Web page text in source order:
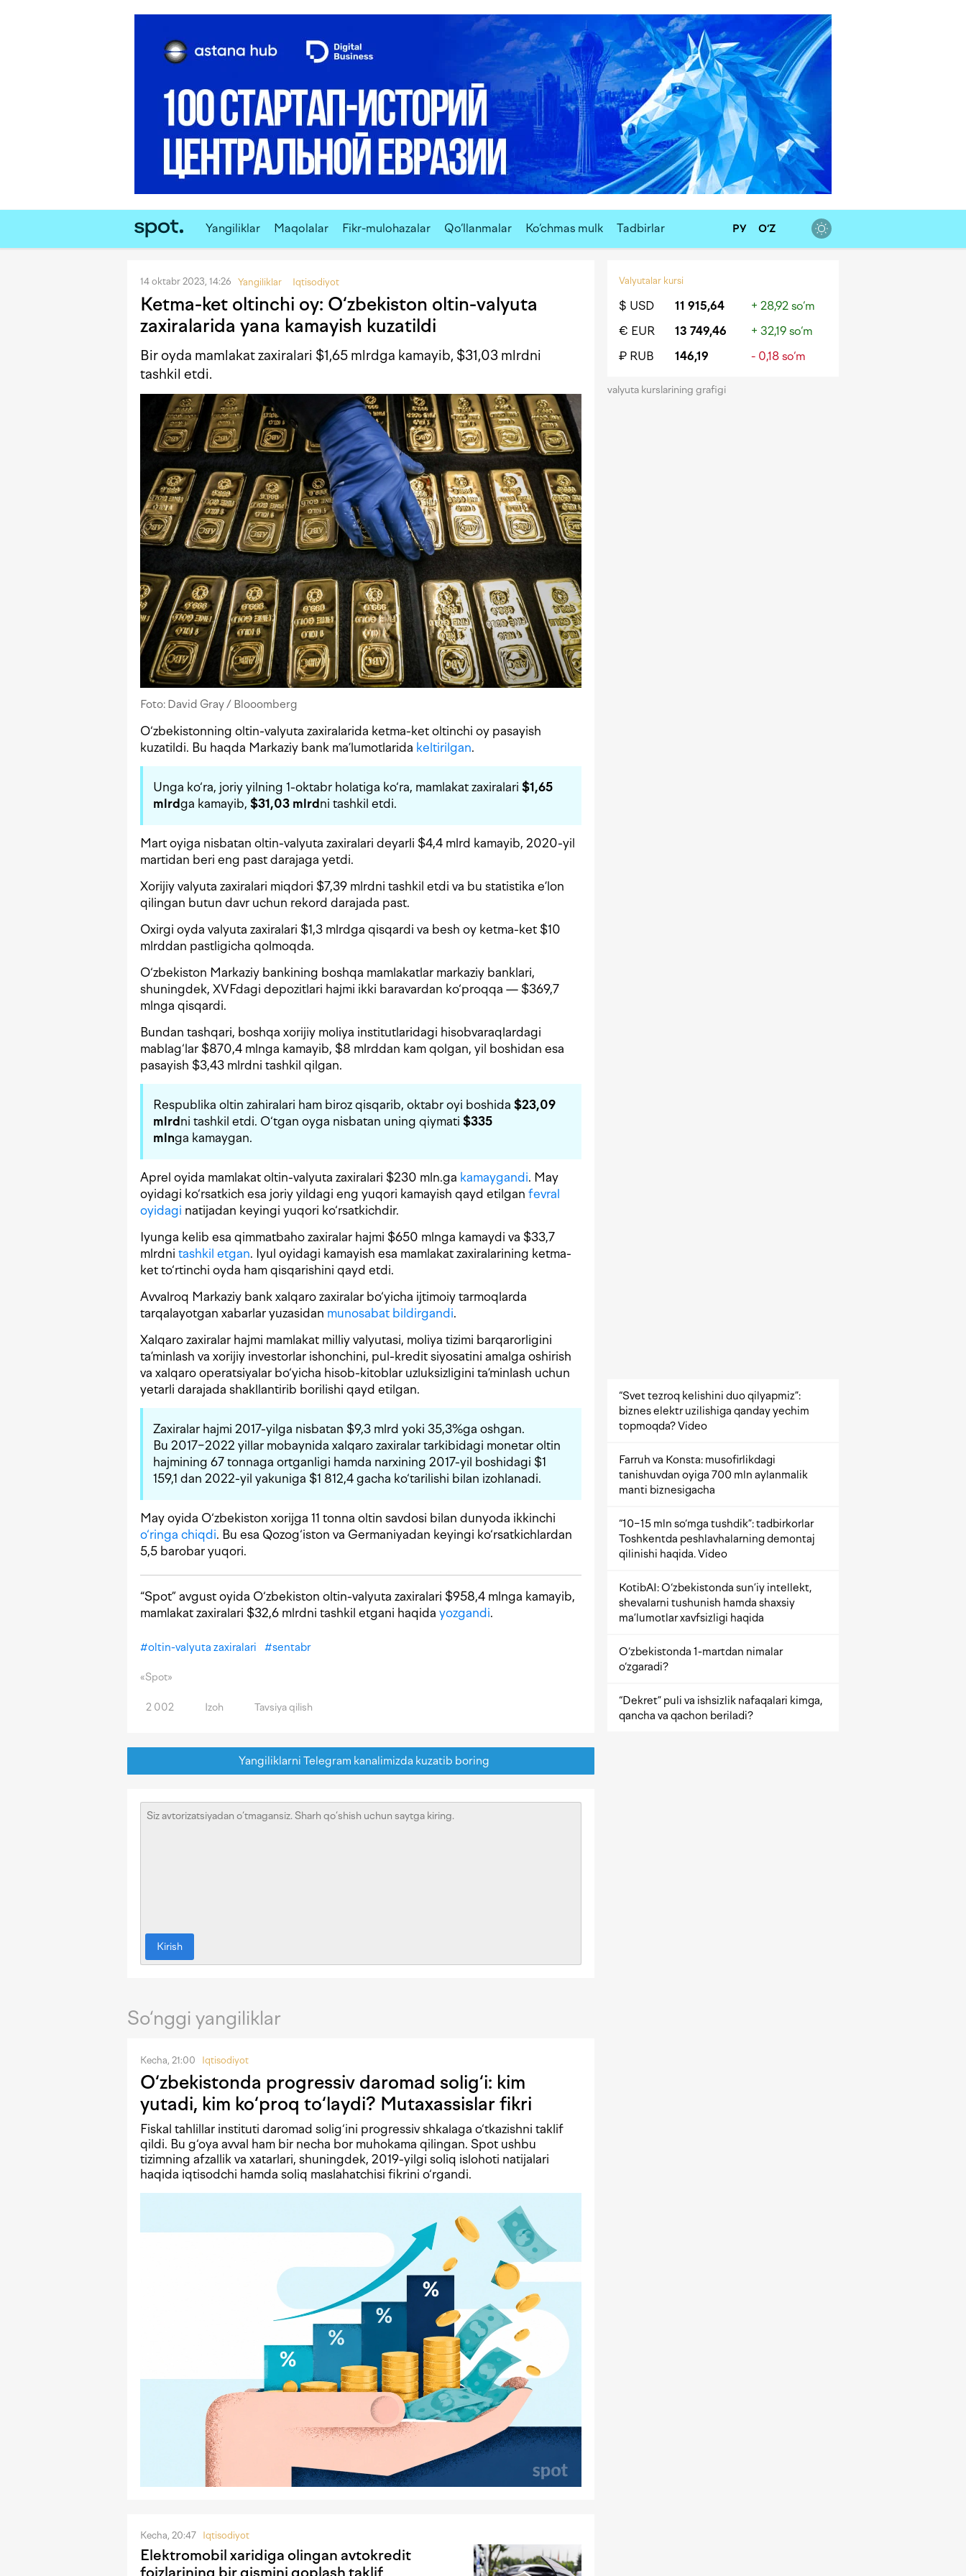
Yangiliklar Maqolalar Fikr-mulohazalar Qo‘llanmalar Ko‘chmas mulk Tadbirlar РУ O‘Z
14 oktabr 2023, 14:26 Yangiliklar Iqtisodiyot
Ketma-ket oltinchi oy: O‘zbekiston oltin-valyuta
zaxiralarida yana kamayish kuzatildi
Bir oyda mamlakat zaxiralari $1,65 mlrdga kamayib, $31,03 mlrdni
tashkil etdi.
Foto: David Gray / Blooomberg
O‘zbekistonning oltin-valyuta zaxiralarida ketma-ket oltinchi oy pasayish
kuzatildi. Bu haqda Markaziy bank ma’lumotlarida keltirilgan.
Unga ko‘ra, joriy yilning 1-oktabr holatiga ko‘ra, mamlakat zaxiralari $1,65
mlrdga kamayib, $31,03 mlrd ni tashkil etdi.
Mart oyiga nisbatan oltin-valyuta zaxiralari deyarli $4,4 mlrd kamayib, 2020-yil
martidan beri eng past darajaga yetdi.
Xorijiy valyuta zaxiralari miqdori $7,39 mlrdni tashkil etdi va bu statistika e’lon
qilingan butun davr uchun rekord darajada past.
Oxirgi oyda valyuta zaxiralari $1,3 mlrdga qisqardi va besh oy ketma-ket $10
mlrddan pastligicha qolmoqda.
O‘zbekiston Markaziy bankining boshqa mamlakatlar markaziy banklari,
shuningdek, XVFdagi depozitlari hajmi ikki baravardan ko‘proqqa — $369,7
mlnga qisqardi.
Bundan tashqari, boshqa xorijiy moliya institutlaridagi hisobvaraqlardagi
mablag‘lar $870,4 mlnga kamayib, $8 mlrddan kam qolgan, yil boshidan esa
pasayish $3,43 mlrdni tashkil qilgan.
Respublika oltin zahiralari ham biroz qisqarib, oktabr oyi boshida $23,09
mlrd ni tashkil etdi. O‘tgan oyga nisbatan uning qiymati $335
mlnga kamaygan.
Aprel oyida mamlakat oltin-valyuta zaxiralari $230 mln.ga kamaygandi. May
oyidagi ko‘rsatkich esa joriy yildagi eng yuqori kamayish qayd etilgan fevral
oyidagi natijadan keyingi yuqori ko‘rsatkichdir.
Iyunga kelib esa qimmatbaho zaxiralar hajmi $650 mlnga kamaydi va $33,7
mlrdni tashkil etgan. Iyul oyidagi kamayish esa mamlakat zaxiralarining ketma-
ket to‘rtinchi oyda ham qisqarishini qayd etdi.
Avvalroq Markaziy bank xalqaro zaxiralar bo‘yicha ijtimoiy tarmoqlarda
tarqalayotgan xabarlar yuzasidan munosabat bildirgandi.
Xalqaro zaxiralar hajmi mamlakat milliy valyutasi, moliya tizimi barqarorligini
ta’minlash va xorijiy investorlar ishonchini, pul-kredit siyosatini amalga oshirish
va xalqaro operatsiyalar bo‘yicha hisob-kitoblar uzluksizligini ta’minlash uchun
yetarli darajada shakllantirib borilishi qayd etilgan.
Zaxiralar hajmi 2017-yilga nisbatan $9,3 mlrd yoki 35,3%ga oshgan.
Bu 2017−2022 yillar mobaynida xalqaro zaxiralar tarkibidagi monetar oltin
hajmining 67 tonnaga ortganligi hamda narxining 2017-yil boshidagi $1
159,1 dan 2022-yil yakuniga $1 812,4 gacha ko‘tarilishi bilan izohlanadi.
May oyida O‘zbekiston xorijga 11 tonna oltin savdosi bilan dunyoda ikkinchi
o‘ringa chiqdi. Bu esa Qozog‘iston va Germaniyadan keyingi ko‘rsatkichlardan
5,5 barobar yuqori.
“Spot” avgust oyida O‘zbekiston oltin-valyuta zaxiralari $958,4 mlnga kamayib,
mamlakat zaxiralari $32,6 mlrdni tashkil etgani haqida yozgandi.
#oltin-valyuta zaxiralari #sentabr
«Spot»
2 002 Izoh Tavsiya qilish
Yangiliklarni Telegram kanalimizda kuzatib boring
Kirish
So‘nggi yangiliklar
Kecha, 21:00 Iqtisodiyot
O‘zbekistonda progressiv daromad solig‘i: kim
yutadi, kim ko‘proq to‘laydi? Mutaxassislar fikri
Fiskal tahlillar instituti daromad solig‘ini progressiv shkalaga o‘tkazishni taklif
qildi. Bu g‘oya avval ham bir necha bor muhokama qilingan. Spot ushbu
tizimning afzallik va xatarlari, shuningdek, 2019-yilgi soliq islohoti natijalari
haqida iqtisodchi hamda soliq maslahatchisi fikrini o‘rgandi.
Kecha, 20:47 Iqtisodiyot
Elektromobil xaridiga olingan avtokredit
foizlarining bir qismini qoplash taklif
Valyutalar kursi
$ USD 11 915,64
+ 28,92 so‘m
€ EUR
13 749,46
+ 32,19 so‘m
₽ RUB
146,19 - 0,18 so‘m
valyuta kurslarining grafigi
“Svet tezroq kelishini duo qilyapmiz”:
biznes elektr uzilishiga qanday yechim
topmoqda? Video
Farruh va Konsta: musofirlikdagi
tanishuvdan oyiga 700 mln aylanmalik
manti biznesigacha
“10−15 mln so‘mga tushdik”: tadbirkorlar
Toshkentda peshlavhalarning demontaj
qilinishi haqida. Video
KotibAI: O‘zbekistonda sun’iy intellekt,
shevalarni tushunish hamda shaxsiy
ma’lumotlar xavfsizligi haqida
O‘zbekistonda 1-martdan nimalar
o‘zgaradi?
“Dekret” puli va ishsizlik nafaqalari kimga,
qancha va qachon beriladi?